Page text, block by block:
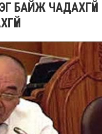
БАЙЖ